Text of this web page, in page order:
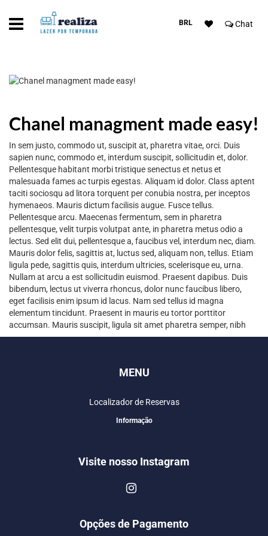
BRL Chat
Chanel managment made easy!
In sem justo, commodo ut, suscipit at, pharetra vitae, orci. Duis
sapien nunc, commodo et, interdum suscipit, sollicitudin et, dolor.
Pellentesque habitant morbi tristique senectus et netus et
malesuada fames ac turpis egestas. Aliquam id dolor. Class aptent
taciti sociosqu ad litora torquent per conubia nostra, per inceptos
hymenaeos. Mauris dictum facilisis augue. Fusce tellus.
Pellentesque arcu. Maecenas fermentum, sem in pharetra
pellentesque, velit turpis volutpat ante, in pharetra metus odio a
lectus. Sed elit dui, pellentesque a, faucibus vel, interdum nec, diam.
Mauris dolor felis, sagittis at, luctus sed, aliquam non, tellus. Etiam
ligula pede, sagittis quis, interdum ultricies, scelerisque eu, urna.
Nullam at arcu a est sollicitudin euismod. Praesent dapibus. Duis
bibendum, lectus ut viverra rhoncus, dolor nunc faucibus libero,
eget facilisis enim ipsum id lacus. Nam sed tellus id magna
elementum tincidunt. Praesent in mauris eu tortor porttitor
accumsan. Mauris suscipit, ligula sit amet pharetra semper, nibh
MENU
Localizador de Reservas
Informação
Visite nosso Instagram
Opções de Pagamento